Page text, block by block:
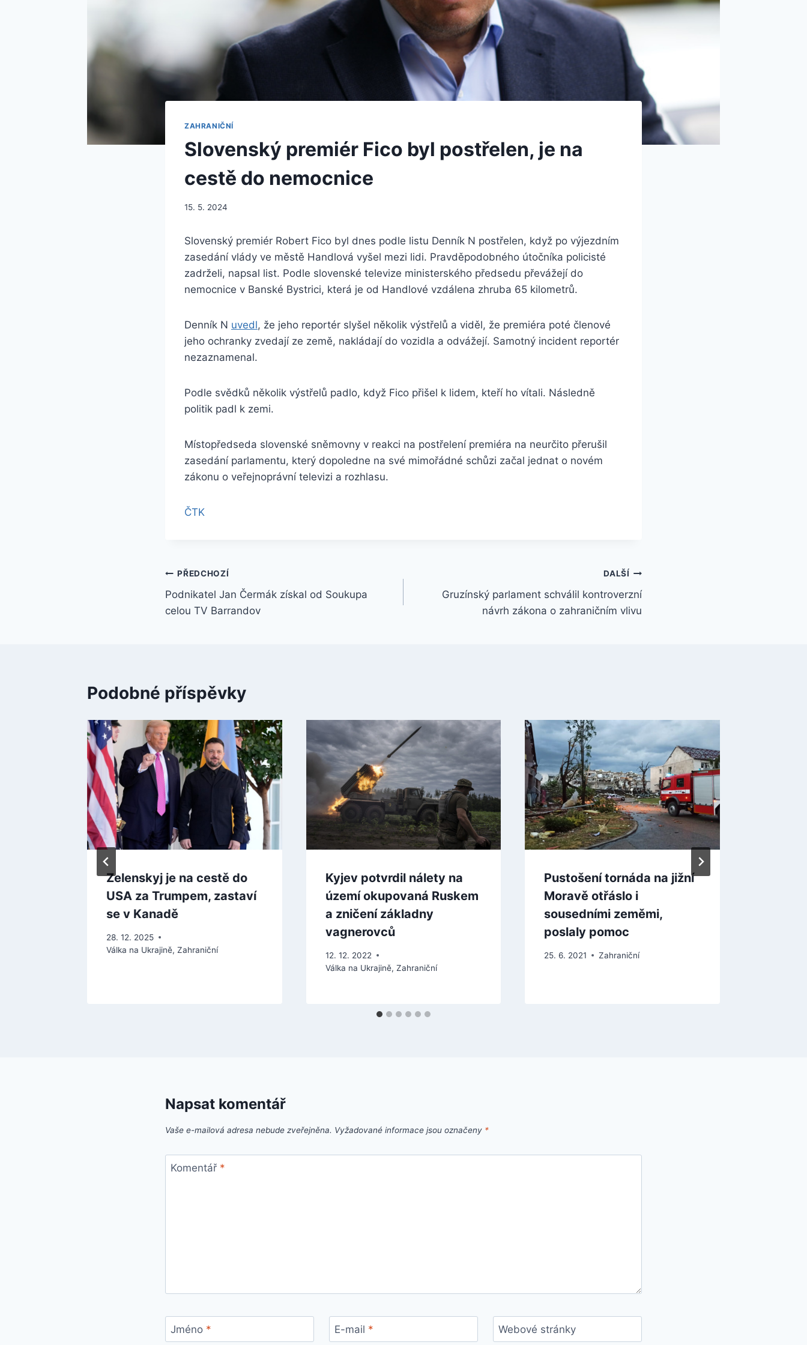
ZAHRANIČNÍ
Slovenský premiér Fico byl postřelen, je na
cestě do nemocnice
15. 5. 2024
Slovenský premiér Robert Fico byl dnes podle listu Denník N postřelen, když po výjezdním
zasedání vlády ve městě Handlová vyšel mezi lidi. Pravděpodobného útočníka policisté
zadrželi, napsal list. Podle slovenské televize ministerského předsedu převážejí do
nemocnice v Banské Bystrici, která je od Handlové vzdálena zhruba 65 kilometrů.
Denník N uvedl, že jeho reportér slyšel několik výstřelů a viděl, že premiéra poté členové
jeho ochranky zvedají ze země, nakládají do vozidla a odvážejí. Samotný incident reportér
nezaznamenal.
Podle svědků několik výstřelů padlo, když Fico přišel k lidem, kteří ho vítali. Následně
politik padl k zemi.
Místopředseda slovenské sněmovny v reakci na postřelení premiéra na neurčito přerušil
zasedání parlamentu, který dopoledne na své mimořádné schůzi začal jednat o novém
zákonu o veřejnoprávní televizi a rozhlasu.
ČTK
Navigace
pro
PŘEDCHOZÍ
Podnikatel Jan Čermák získal od Soukupa
celou TV Barrandov
DALŠÍ
Gruzínský parlament schválil kontroverzní
návrh zákona o zahraničním vlivu
Podobné příspěvky
Zelenskyj je na cestě do
USA za Trumpem, zastaví
se v Kanadě
28. 12. 2025
Válka na Ukrajině, Zahraniční
Kyjev potvrdil nálety na
území okupovaná Ruskem
a zničení základny
vagnerovců
12. 12. 2022
Válka na Ukrajině, Zahraniční
Pustošení tornáda na jižní
Moravě otřáslo i
sousedními zeměmi,
poslaly pomoc
25. 6. 2021 Zahraniční
Napsat komentář
Vaše e-mailová adresa nebude zveřejněna. Vyžadované informace jsou označeny *
Komentář *
Jméno * E-mail * Webové stránky